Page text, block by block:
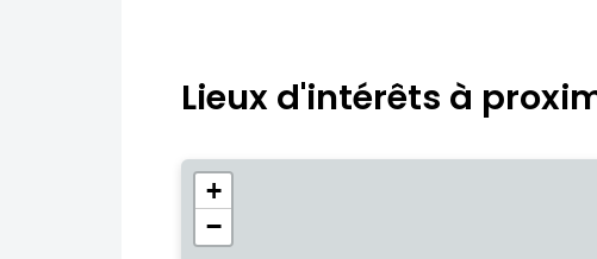
Lieux d'intérêts à
+
−